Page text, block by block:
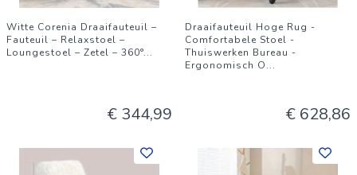
Witte Corenia Draaifauteuil –
Fauteuil – Relaxstoel –
Loungestoel – Zetel – 360°...
€ 344,99
Draaifauteuil Hoge Rug -
Comfortabele Stoel -
Thuiswerken Bureau -
Ergonomisch O...
€ 628,86